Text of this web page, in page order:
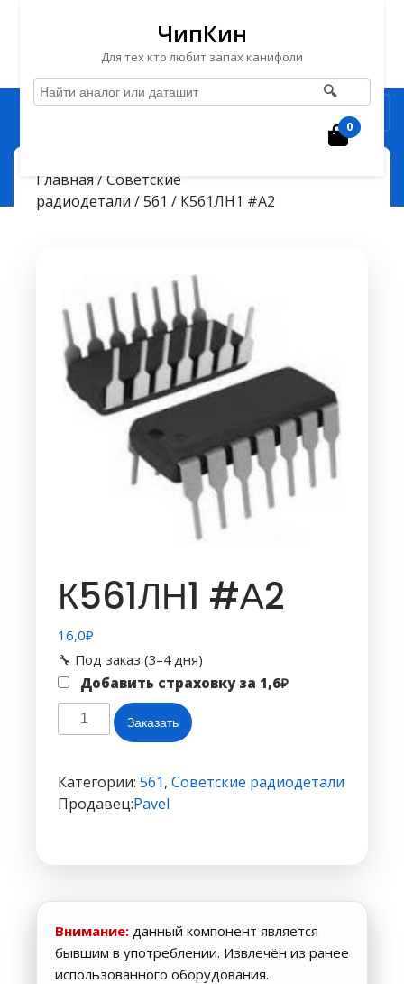
Перейти
содержимому
ЧипКин
Для тех кто любит запах канифоли
🔍
0
ЧипКин> > К561ЛН1 #А2
Главная/ Советские
радиодетали /561 / К561ЛН1 #А2
К561ЛН1 #А2
16,0₽
🔧 Под заказ (3–4 дня)
Добавить страховку за 1,6₽
Количество
товара
#А2
Заказать
Категории: 561, Советские радиодетали
Продавец:Pavel
Внимание: данный компонент является
бывшим в употреблении. Извлечён из ранее
использованного оборудования.